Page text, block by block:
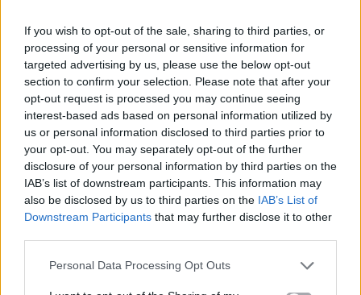
If you wish to opt-out of the sale, sharing to third parties, or
processing of your personal or sensitive information for
targeted advertising by us, please use the below opt-out
section to confirm your selection. Please note that after your
opt-out request is processed you may continue seeing
interest-based ads based on personal information utilized by
us or personal information disclosed to third parties prior to
your opt-out. You may separately opt-out of the further
disclosure of your personal information by third parties on the
IAB’s list of downstream participants. This information may
also be disclosed by us to third parties on the IAB’s List of
Downstream Participants that may further disclose it to other
Personal Data Processing Opt Outs